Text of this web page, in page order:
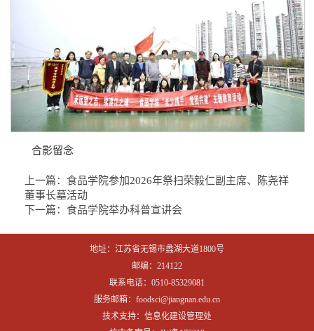
合影留念
上一篇： 食品学院参加2026年祭扫荣毅仁副主席、陈尧祥
董事长墓活动
下一篇： 食品学院举办科普宣讲会
地址：江苏省无锡市蠡湖大道1800号
邮编：214122
联系电话：0510-85329081
服务邮箱：foodsci@jiangnan.edu.cn
技术支持：信息化建设管理处